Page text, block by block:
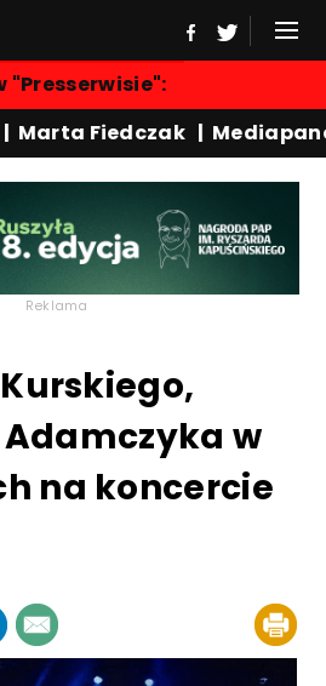
"Presserwisie":
Marta Fiedczak|Mediapanel
Reklama
w
na koncercie